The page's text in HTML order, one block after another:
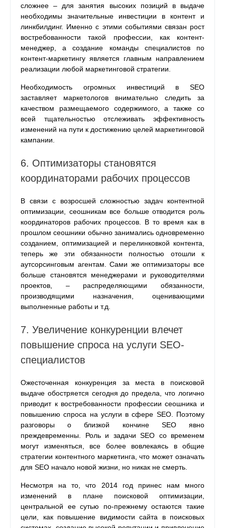
сложнее – для занятия высоких позиций в выдаче
необходимы значительные инвестиции в контент и
линкбилдинг. Именно с этими событиями связан рост
востребованности такой профессии, как контент-
менеджер, а создание команды специалистов по
контент-маркетингу является главным направлением
реализации любой маркетинговой стратегии.
Необходимость огромных инвестиций в SEO
заставляет маркетологов внимательно следить за
качеством размещаемого содержимого, а также со
всей тщательностью отслеживать эффективность
изменений на пути к достижению целей маркетинговой
кампании.
6. Оптимизаторы становятся
координаторами рабочих процессов
В связи с возросшей сложностью задач контентной
оптимизации, сеошникам все больше отводится роль
координаторов рабочих процессов. В то время как в
прошлом сеошники обычно занимались одновременно
созданием, оптимизацией и перелинковкой контента,
теперь же эти обязанности полностью отошли к
аутсорсинговым агентам. Сами же оптимизаторы все
больше становятся менеджерами и руководителями
проектов, – распределяющими обязанности,
производящими назначения, оценивающими
выполненные работы и т.д.
7. Увеличение конкуренции влечет
повышение спроса на услуги SEO-
специалистов
Ожесточенная конкуренция за места в поисковой
выдаче обостряется сегодня до предела, что логично
приводит к востребованности профессии сеошника и
повышению спроса на услуги в сфере SEO. Поэтому
разговоры о близкой кончине SEO явно
преждевременны. Роль и задачи SEO со временем
могут изменяться, все более вовлекаясь в общие
стратегии контентного маркетинга, что может означать
для SEO начало новой жизни, но никак не смерть.
Несмотря на то, что 2014 год принес нам много
изменений в плане поисковой оптимизации,
центральной ее сутью по-прежнему остаются такие
цели, как повышение видимости сайта в поисковых